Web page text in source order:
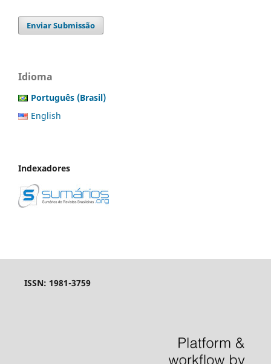
Enviar Submissão
Idioma
Português (Brasil)
English
Indexadores
ISSN: 1981-3759